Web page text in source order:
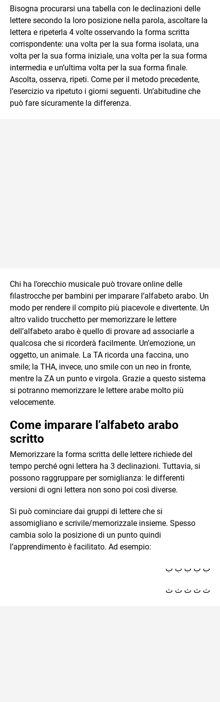
Bisogna procurarsi una tabella con le declinazioni delle
lettere secondo la loro posizione nella parola, ascoltare la
lettera e ripeterla 4 volte osservando la forma scritta
corrispondente: una volta per la sua forma isolata, una
volta per la sua forma iniziale, una volta per la sua forma
intermedia e un’ultima volta per la sua forma finale.
Ascolta, osserva, ripeti. Come per il metodo precedente,
l’esercizio va ripetuto i giorni seguenti. Un’abitudine che
può fare sicuramente la differenza.
Chi ha l’orecchio musicale può trovare online delle
filastrocche per bambini per imparare l’alfabeto arabo. Un
modo per rendere il compito più piacevole e divertente. Un
altro valido trucchetto per memorizzare le lettere
dell’alfabeto arabo è quello di provare ad associarle a
qualcosa che si ricorderà facilmente. Un’emozione, un
oggetto, un animale. La TA ricorda una faccina, uno
smile; la THA, invece, uno smile con un neo in fronte,
mentre la ZA un punto e virgola. Grazie a questo sistema
si potranno memorizzare le lettere arabe molto più
velocemente.
Come imparare l’alfabeto arabo
scritto
Memorizzare la forma scritta delle lettere richiede del
tempo perché ogni lettera ha 3 declinazioni. Tuttavia, si
possono raggruppare per somiglianza: le differenti
versioni di ogni lettera non sono poi così diverse.
Si può cominciare dai gruppi di lettere che si
assomigliano e scrivile/memorizzale insieme. Spesso
cambia solo la posizione di un punto quindi
l’apprendimento è facilitato. Ad esempio:
ب ب ب ب ب
ث ث ث ث ث